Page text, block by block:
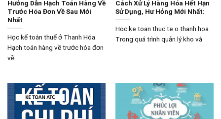
Hướng Dẫn Hạch Toán Hàng Về
Trước Hóa Đơn Về Sau Mới
Nhất
Học kế toán thuế ở Thanh Hóa
Hạch toán hàng về trước hóa đơn
về
Cách Xử Lý Hàng Hóa Hết Hạn
Sử Dụng, Hư Hỏng Mới Nhất:
Hoc ke toan thuc te o thanh hoa
Trong quá trình quản lý kho và